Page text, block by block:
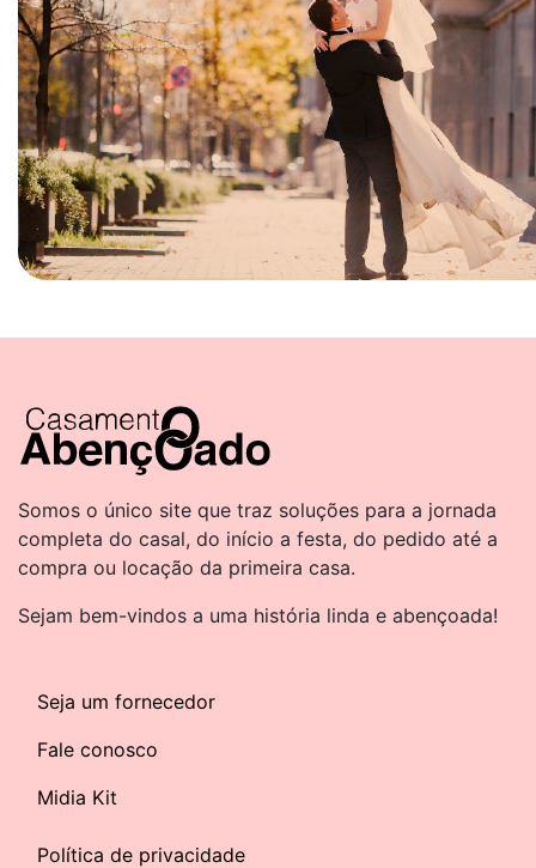
Somos o único site que traz soluções para a jornada
completa do casal, do início a festa, do pedido até a
compra ou locação da primeira casa.
Sejam bem-vindos a uma história linda e abençoada!
Seja um fornecedor
Fale conosco
Midia Kit
Política de privacidade